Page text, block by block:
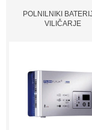
POLNILNIKI
VILIČARJE